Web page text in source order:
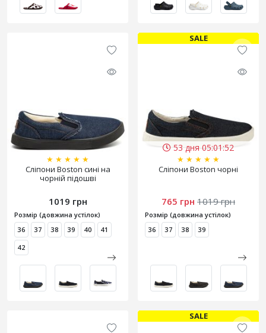
★ ★ ★ ★ ★
Сліпони Boston сині на
чорній підошві
1019 грн
Розмір (довжина устілок)
36
37 38 39 40
41
42
53 дня 05:01:50
SALE
★ ★ ★ ★ ★
Сліпони Boston чорні
765 грн 1019 грн
Розмір (довжина устілок)
36
37 38 39
SALE